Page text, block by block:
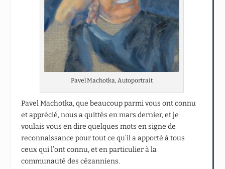
Pavel Machotka, Autoportrait
Pavel Machotka, que beaucoup parmi vous ont connu
et apprécié, nous a quittés en mars dernier, et je
voulais vous en dire quelques mots en signe de
reconnaissance pour tout ce qu’il a apporté à tous
ceux qui l’ont connu, et en particulier à la
communauté des cézanniens.